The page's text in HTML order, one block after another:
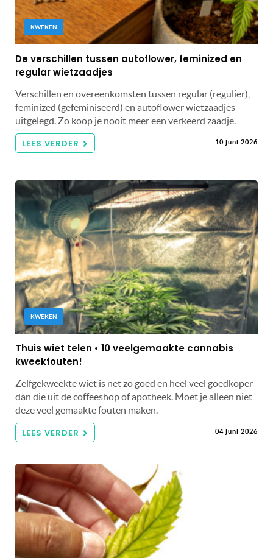
KWEKEN
De verschillen tussen autoflower, feminized en
regular wietzaadjes
Verschillen en overeenkomsten tussen regular (regulier),
feminized (gefeminiseerd) en autoflower wietzaadjes
uitgelegd. Zo koop je nooit meer een verkeerd zaadje.
LEES VERDER 10 juni 2026
KWEKEN
Thuis wiet telen • 10 veelgemaakte cannabis
kweekfouten!
Zelfgekweekte wiet is net zo goed en heel veel goedkoper
dan die uit de coffeeshop of apotheek. Moet je alleen niet
deze veel gemaakte fouten maken.
LEES VERDER 04 juni 2026